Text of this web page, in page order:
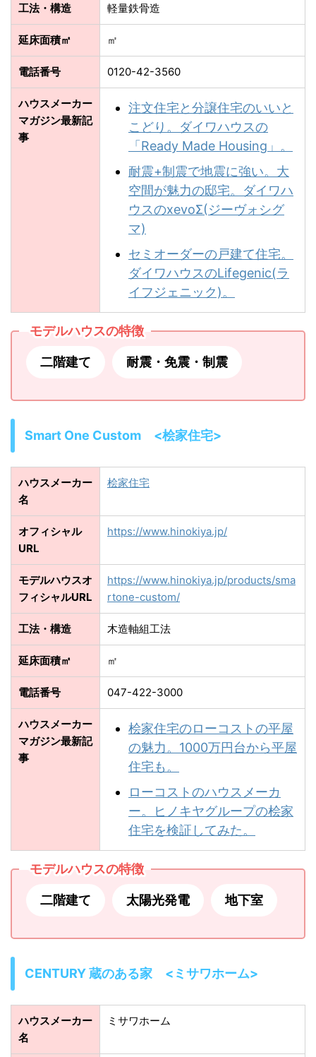
工法・構造 軽量鉄骨造
延床面積㎡ ㎡
電話番号 0120-42-3560
ハウスメーカー
マガジン最新記
事
注文住宅と分譲住宅のいいと
こどり。ダイワハウスの
「Ready Made Housing」。
耐震+制震で地震に強い。大
空間が魅力の邸宅。ダイワハ
ウスのxevoΣ(ジーヴォシグ
マ)
セミオーダーの戸建て住宅。
ダイワハウスのLifegenic(ラ
イフジェニック)。
モデルハウスの特徴
二階建て 耐震・免震・制震
Smart One Custom <桧家住宅>
ハウスメーカー
名
桧家住宅
オフィシャル
URL
https://www.hinokiya.jp/
モデルハウスオ
フィシャルURL
https://www.hinokiya.jp/products/sma
rtone-custom/
工法・構造 木造軸組工法
延床面積㎡ ㎡
電話番号 047-422-3000
ハウスメーカー
マガジン最新記
事
桧家住宅のローコストの平屋
の魅力。1000万円台から平屋
住宅も。
ローコストのハウスメーカ
ー。ヒノキヤグループの桧家
住宅を検証してみた。
モデルハウスの特徴
二階建て 太陽光発電 地下室
CENTURY 蔵のある家 <ミサワホーム>
ハウスメーカー
名
ミサワホーム